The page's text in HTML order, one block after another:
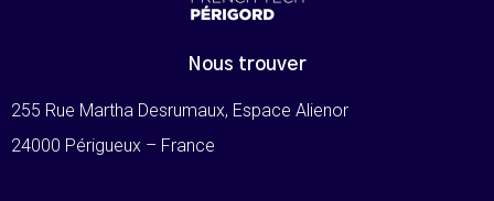
Nous trouver
255 Rue Martha Desrumaux, Espace Alienor
24000 Périgueux – France